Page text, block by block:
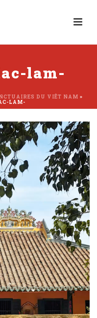
lam-
DU VIÊT NAM »
LAM-